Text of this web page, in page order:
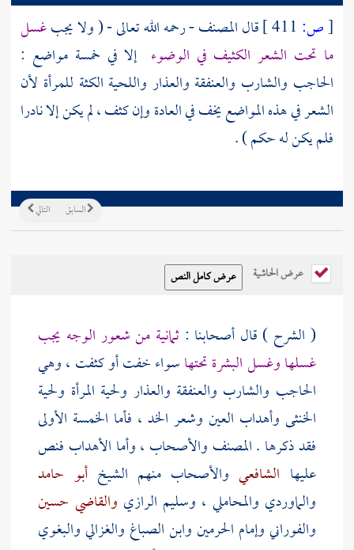
[ص: قالالمصنف- رحمه الله تعالى - ( ولا يجبغسل
ما تحت الشعر الكثيف في الوضوء إلا في خمسة مواضع :
الحاجب والشارب والعنفقة والعذار واللحية الكثة للمرأة لأن
الشعر في هذه المواضع يخف في العادة وإن كثف ، لم يكن إلا نادرا
فلم يكن له حكم ) .
التالي السابق
عرض الحاشية
( الشرح ) قال أصحابنا :ثمانية من شعور الوجه يجب
غسلها وغسل البشرة تحتهاسواء خفت أو كثفت ، وهي
الحاجب والشارب والعنفقة والعذار ولحية المرأة ولحية
الخنثى وأهداب العين وشعر الخد ، فأما الخمسة الأولى
فقد ذكرها .المصنف والأصحاب ، وأما الأهداب فنص
عليها الشافعي والأصحاب منهم الشيخأبو حامد
والماوردي والمحاملي ، وسليم الرازي والقاضي حسين
والفورانيوإمام الحرمينوابن الصباغ والغزاليوالبغوي